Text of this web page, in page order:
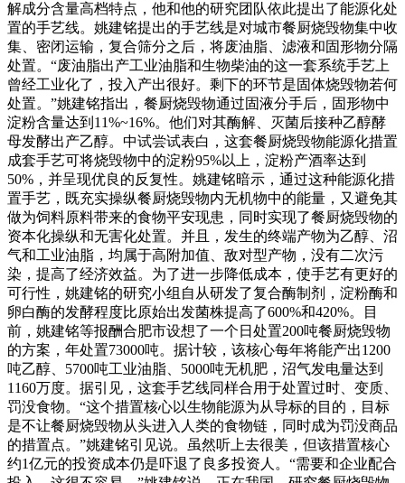
解成分含量高档特点，他和他的研究团队依此提出了能源化处
置的手艺线。姚建铭提出的手艺线是对城市餐厨烧毁物集中收
集、密闭运输，复合筛分之后，将废油脂、滤液和固形物分隔
处置。“废油脂出产工业油脂和生物柴油的这一套系统手艺上
曾经工业化了，投入产出很好。剩下的环节是固体烧毁物若何
处置。”姚建铭指出，餐厨烧毁物通过固液分手后，固形物中
淀粉含量达到11%~16%。他们对其酶解、灭菌后接种乙醇酵
母发酵出产乙醇。中试尝试表白，这套餐厨烧毁物能源化措置
成套手艺可将烧毁物中的淀粉95%以上，淀粉产酒率达到
50%，并呈现优良的反复性。姚建铭暗示，通过这种能源化措
置手艺，既充实操纵餐厨烧毁物内无机物中的能量，又避免其
做为饲料原料带来的食物平安现患，同时实现了餐厨烧毁物的
资本化操纵和无害化处置。并且，发生的终端产物为乙醇、沼
气和工业油脂，均属于高附加值、敌对型产物，没有二次污
染，提高了经济效益。为了进一步降低成本，使手艺有更好的
可行性，姚建铭的研究小组自从研发了复合酶制剂，淀粉酶和
卵白酶的发酵程度比原始出发菌株提高了600%和420%。目
前，姚建铭等报酬合肥市设想了一个日处置200吨餐厨烧毁物
的方案，年处置73000吨。据计较，该核心每年将能产出1200
吨乙醇、5700吨工业油脂、5000吨无机肥，沼气发电量达到
1160万度。据引见，这套手艺线同样合用于处置过时、变质、
罚没食物。“这个措置核心以生物能源为从导标的目的，目标
是不让餐厨烧毁物从头进入人类的食物链，同时成为罚没商品
的措置点。”姚建铭引见说。虽然听上去很美，但该措置核心
约1亿元的投资成本仍是吓退了良多投资人。“需要和企业配合